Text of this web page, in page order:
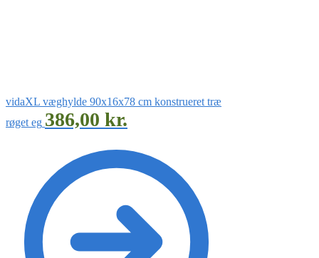
vidaXL væghylde 90x16x78 cm konstrueret træ
røget eg 386,00 kr.